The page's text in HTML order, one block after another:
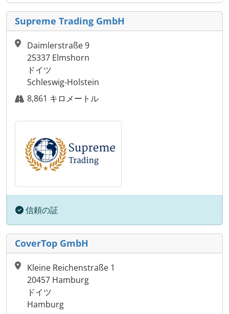
Supreme Trading GmbH
Daimlerstraße 9
25337 Elmshorn
ドイツ
Schleswig-Holstein
8,861 キロメートル
信頼の証
CoverTop GmbH
Kleine Reichenstraße 1
20457 Hamburg
ドイツ
Hamburg